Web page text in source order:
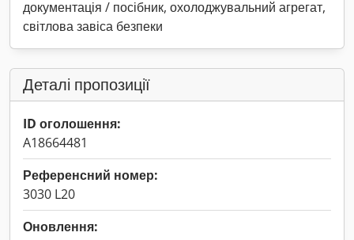
документація / посібник, охолоджувальний агрегат,
світлова завіса безпеки
Деталі пропозиції
ID оголошення:
A18664481
Референсний номер:
3030 L20
Оновлення: